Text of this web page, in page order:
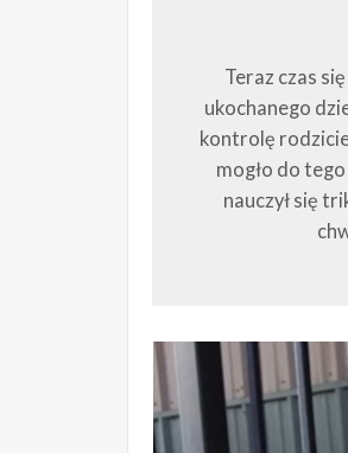
Teraz czas
ukochanego
kontrolę
mogło do
nauczył się